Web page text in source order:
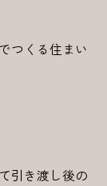
つくる住まい
引き渡し後の